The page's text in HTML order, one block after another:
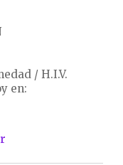
/ H.I.V.
en: